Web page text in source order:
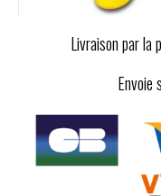
Livraison par la
Envoie